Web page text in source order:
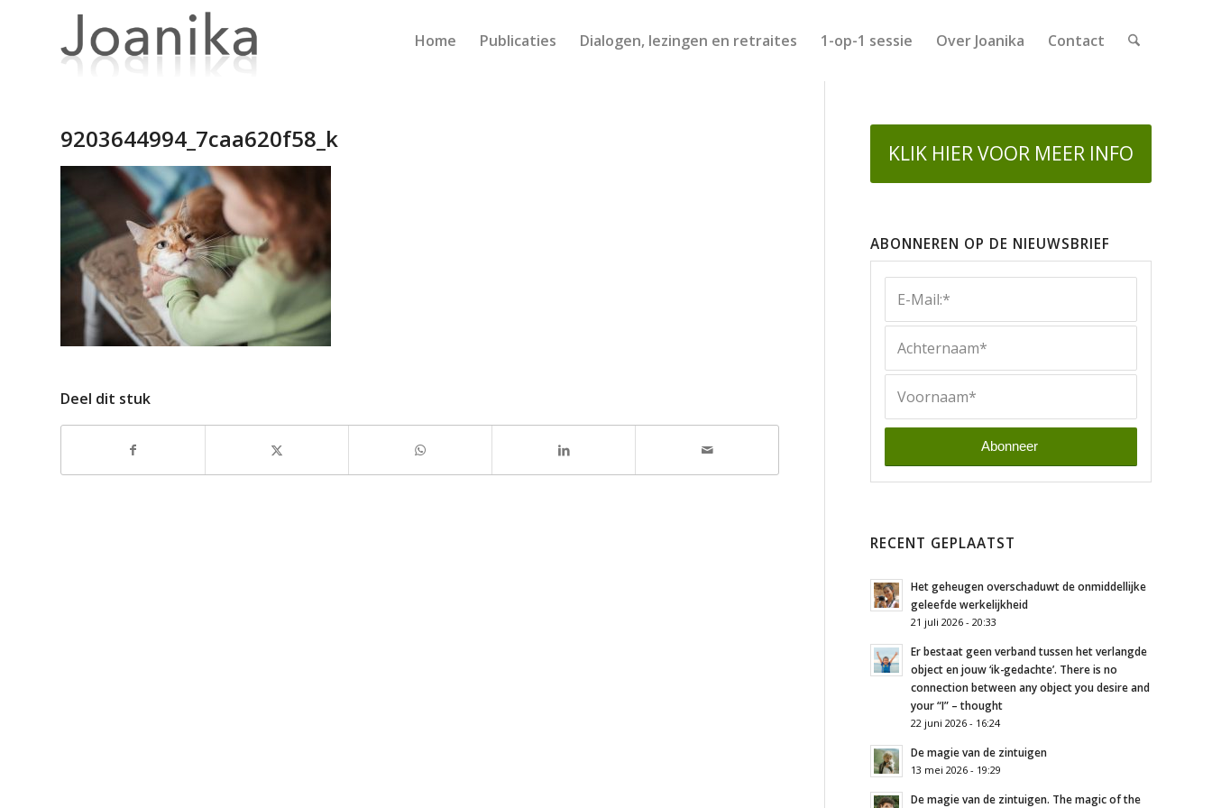
Home Publicaties Dialogen, lezingen en retraites 1-op-1 sessie Over Joanika Contact
9203644994_7caa620f58_k
Deel dit stuk
KLIK HIER VOOR MEER INFO
ABONNEREN OP DE NIEUWSBRIEF
RECENT GEPLAATST
Het geheugen overschaduwt de onmiddellijke
geleefde werkelijkheid
21 juli 2026 - 20:33
Er bestaat geen verband tussen het verlangde
object en jouw ‘ik-gedachte’. There is no
connection between any object you desire and
your “I” – thought
22 juni 2026 - 16:24
De magie van de zintuigen
13 mei 2026 - 19:29
De magie van de zintuigen. The magic of the